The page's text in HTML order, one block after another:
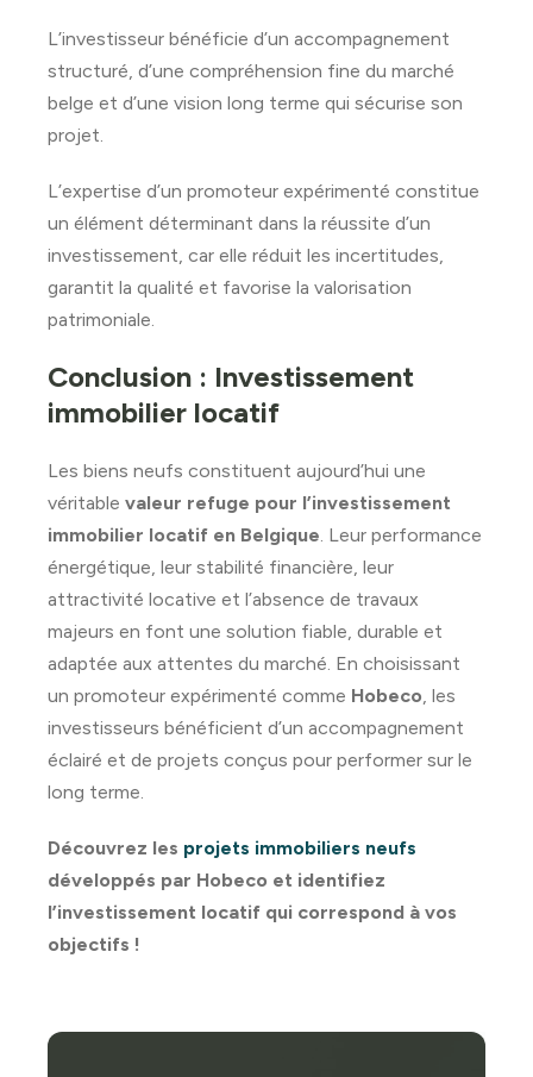
L’investisseur bénéficie d’un accompagnement
structuré, d’une compréhension fine du marché
belge et d’une vision long terme qui sécurise son
projet.
L’expertise d’un promoteur expérimenté constitue
un élément déterminant dans la réussite d’un
investissement, car elle réduit les incertitudes,
garantit la qualité et favorise la valorisation
patrimoniale.
Conclusion : Investissement
immobilier locatif
Les biens neufs constituent aujourd’hui une
véritable valeur refuge pour l’investissement
immobilier locatif en Belgique. Leur performance
énergétique, leur stabilité financière, leur
attractivité locative et l’absence de travaux
majeurs en font une solution fiable, durable et
adaptée aux attentes du marché. En choisissant
un promoteur expérimenté comme Hobeco, les
investisseurs bénéficient d’un accompagnement
éclairé et de projets conçus pour performer sur le
long terme.
Découvrez les projets immobiliers neufs
développés par Hobeco et identifiez
l’investissement locatif qui correspond à vos
objectifs !